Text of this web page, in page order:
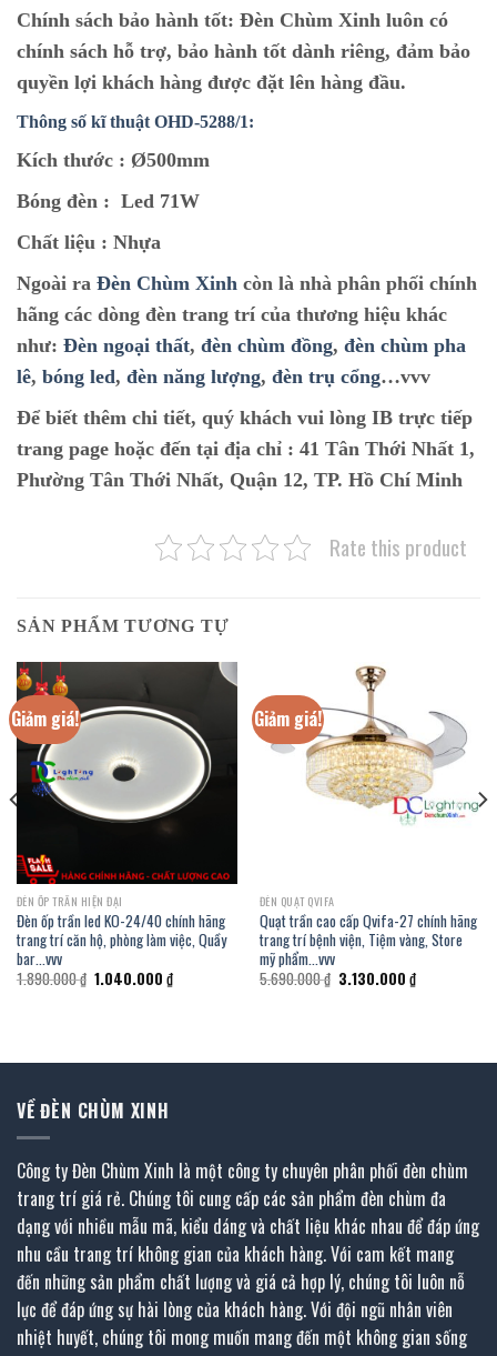
Chính sách bảo hành tốt: Đèn Chùm Xinh luôn có
chính sách hỗ trợ, bảo hành tốt dành riêng, đảm bảo
quyền lợi khách hàng được đặt lên hàng đầu.
Thông số kĩ thuật OHD-5288/1:
Kích thước : Ø500mm
Bóng đèn : Led 71W
Chất liệu : Nhựa
Ngoài ra Đèn Chùm Xinh còn là nhà phân phối chính
hãng các dòng đèn trang trí của thương hiệu khác
như: Đèn ngoại thất, đèn chùm đồng, đèn chùm pha
lê, bóng led, đèn năng lượng, đèn trụ cổng…vvv
Để biết thêm chi tiết, quý khách vui lòng IB trực tiếp
trang page hoặc đến tại địa chỉ : 41 Tân Thới Nhất 1,
Phường Tân Thới Nhất, Quận 12, TP. Hồ Chí Minh
Rate this product
SẢN PHẨM TƯƠNG TỰ
Giảm giá!
ĐÈN ỐP TRẦN HIỆN ĐẠI
Đèn ốp trần led KO-24/40 chính hãng
trang trí căn hộ, phòng làm việc, Quầy
bar…vvv
1.890.000₫ Giá
gốc
1.040.000 ₫Giá
hiện
Giảm giá!
ĐÈN QUẠT QVIFA
Quạt trần cao cấp Qvifa-27 chính hãng
trang trí bệnh viện, Tiệm vàng, Store
mỹ phẩm…vvv
5.690.000₫ Giá
gốc
3.130.000 ₫Giá
hiện
VỀ ĐÈN CHÙM XINH
Công ty Đèn Chùm Xinh là một công ty chuyên phân phối đèn chùm
trang trí giá rẻ. Chúng tôi cung cấp các sản phẩm đèn chùm đa
dạng với nhiều mẫu mã, kiểu dáng và chất liệu khác nhau để đáp ứng
nhu cầu trang trí không gian của khách hàng. Với cam kết mang
đến những sản phẩm chất lượng và giá cả hợp lý, chúng tôi luôn nỗ
lực để đáp ứng sự hài lòng của khách hàng. Với đội ngũ nhân viên
nhiệt huyết, chúng tôi mong muốn mang đến một không gian sống